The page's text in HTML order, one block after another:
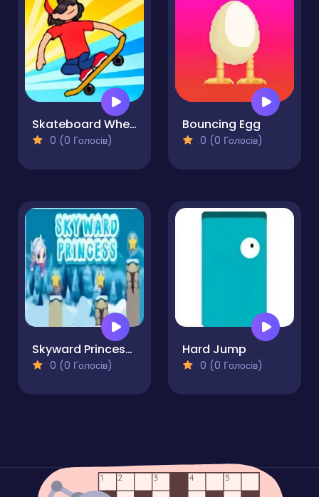
Skateboard Wheelie
0 (0 Голосів)
Bouncing Egg
0 (0 Голосів)
Skyward Princess Pro
0 (0 Голосів)
Hard Jump
0 (0 Голосів)